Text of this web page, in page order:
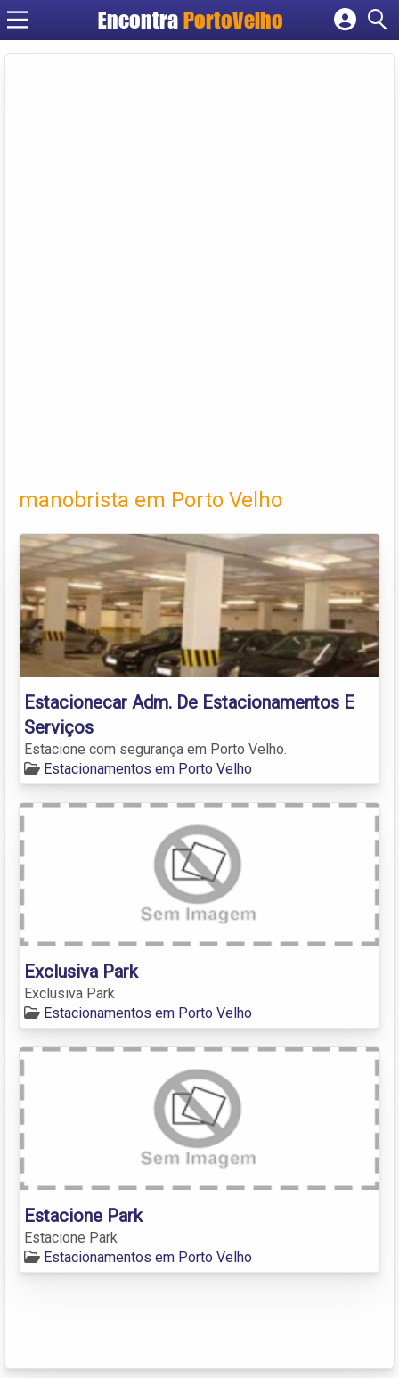
EncontraPortoVelho
Cadastrar empresa
manobrista em Porto Velho
Estacionecar Adm. De Estacionamentos E
Serviços
Estacione com segurança em Porto Velho.
Estacionamentos em Porto Velho
Exclusiva Park
Exclusiva Park
Estacionamentos em Porto Velho
Estacione Park
Estacione Park
Estacionamentos em Porto Velho